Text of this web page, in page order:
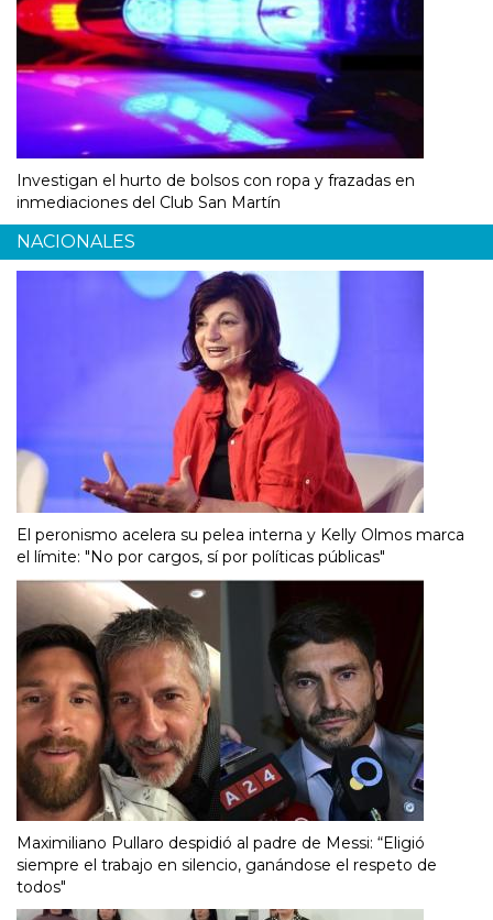
Investigan el hurto de bolsos con ropa y frazadas en
inmediaciones del Club San Martín
NACIONALES
El peronismo acelera su pelea interna y Kelly Olmos marca
el límite: "No por cargos, sí por políticas públicas"
Maximiliano Pullaro despidió al padre de Messi: “Eligió
siempre el trabajo en silencio, ganándose el respeto de
todos"